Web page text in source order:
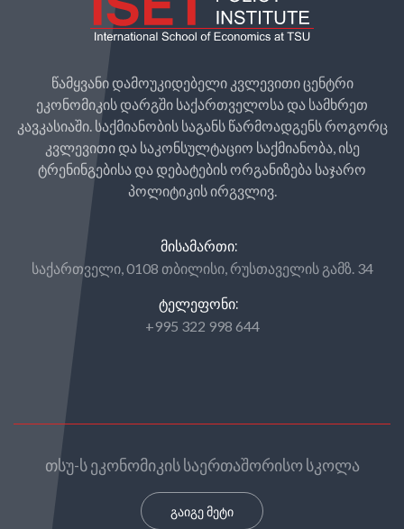
წამყვანი დამოუკიდებელი კვლევითი ცენტრი
ეკონომიკის დარგში საქართველოსა და სამხრეთ
კავკასიაში. საქმიანობის საგანს წარმოადგენს როგორც
კვლევითი და საკონსულტაციო საქმიანობა, ისე
ტრენინგებისა და დებატების ორგანიზება საჯარო
პოლიტიკის ირგვლივ.
ᲛᲘᲡᲐᲛᲐᲠᲗᲘ:
საქართველი, 0108 თბილისი, რუსთაველის გამზ. 34
ᲢᲔᲚᲔᲤᲝᲜᲘ:
+995 322 998 644
თსუ-ს ეკონომიკის საერთაშორისო სკოლა
გაიგე მეტი